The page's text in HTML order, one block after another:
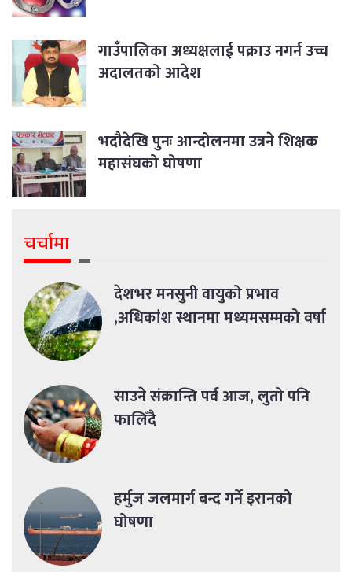
गाउँपालिका अध्यक्षलाई पक्राउ नगर्न उच्च
अदालतको आदेश
भदौदेखि पुनः आन्दोलनमा उत्रने शिक्षक
महासंघको घोषणा
चर्चामा
देशभर मनसुनी वायुको प्रभाव
,अधिकांश स्थानमा मध्यमसम्मको वर्षा
साउने संक्रान्ति पर्व आज, लुतो पनि
फालिँदै
हर्मुज जलमार्ग बन्द गर्ने इरानको
घोषणा